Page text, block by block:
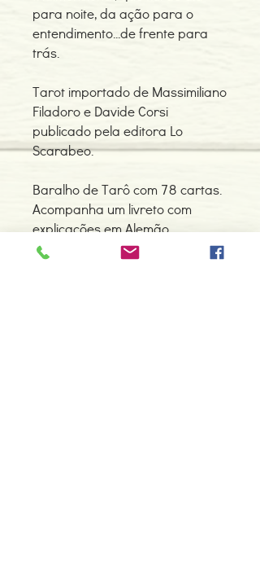
para noite, da ação para o
entendimento...de frente para
trás.
Tarot importado de Massimiliano
Filadoro e Davide Corsi
publicado pela editora Lo
Scarabeo.
Baralho de Tarô com 78 cartas.
Acompanha um livreto com
explicações em Alemão,
Espanhol, Francês, Inglês e